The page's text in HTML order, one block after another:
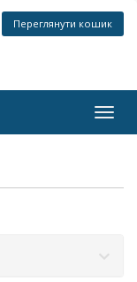
Переглянути кошик